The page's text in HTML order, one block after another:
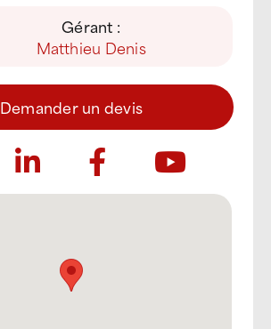
Gérant :
Matthieu Denis
Demander un devis